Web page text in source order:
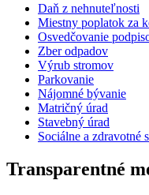
Daň z nehnuteľnosti
Miestny poplatok za
Osvedčovanie
Zber odpadov
Výrub stromov
Parkovanie
Nájomné bývanie
Matričný úrad
Stavebný úrad
Sociálne a zdravotné
Transparentné